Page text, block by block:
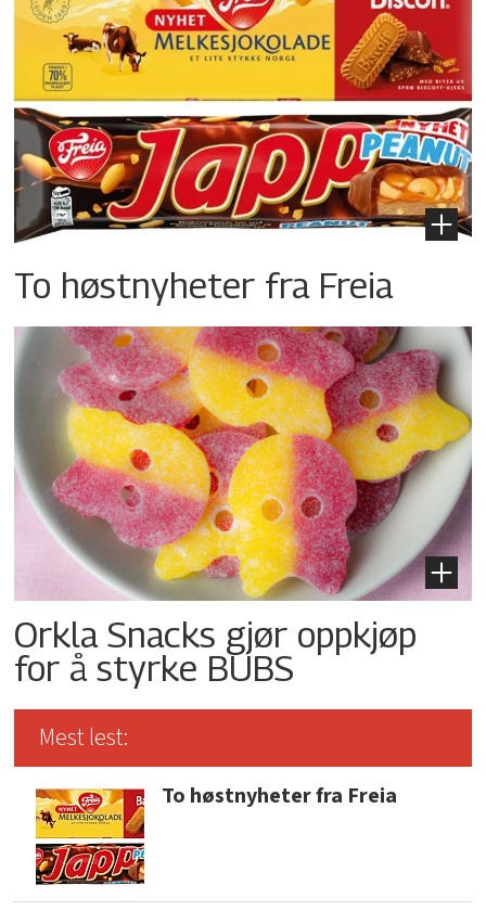
To høstnyheter fra Freia
Orkla Snacks gjør oppkjøp
for å styrke BUBS
Mest lest:
To høstnyheter fra Freia